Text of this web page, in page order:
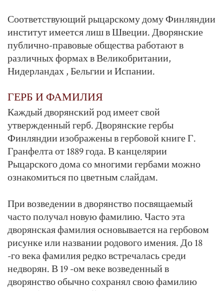
Соответствующий рыцарскому дому Финляндии
институт имеется лиш в Швеции. Дворянские
публично-правовые общества работают в
различных формах в Великобритании,
Нидерландах , Бельгии и Испании.
ГЕРБ И ФАМИЛИЯ
Каждый дворянский род имеет свой
утвержденный герб. Дворянские гербы
Финляндии изображены в гербовой книге Г.
Гранфелта от 1889 года. В канцелярии
Рыцарского дома со многими гербами можно
ознакомиться по цветным слайдам.
При возведении в дворянство посвящаемый
часто получал новую фамилию. Часто эта
дворянская фамилия основывается на гербовом
рисунке или названии родового имения. До 18
-го века фамилия редко встречалась среди
недворян. В 19 -ом веке возведенный в
дворянство обычно сохранял свою фамилию